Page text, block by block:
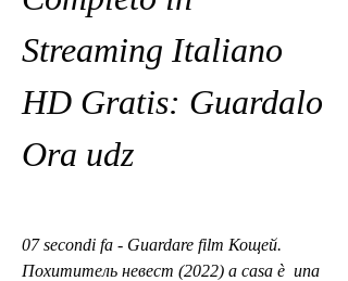
Streaming Italiano
HD Gratis: Guardalo
Ora udz
07 secondi fa - Guardare film Кощей.
Похититель невест (2022) a casa è  una